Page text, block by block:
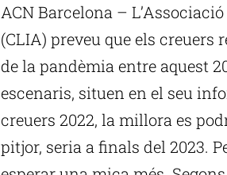
ACN Barcelona –
(CLIA) preveu que els creuers
de la pandèmia entre aquest
escenaris, situen en el seu
creuers 2022, la millora es
pitjor, seria a finals del 2023.